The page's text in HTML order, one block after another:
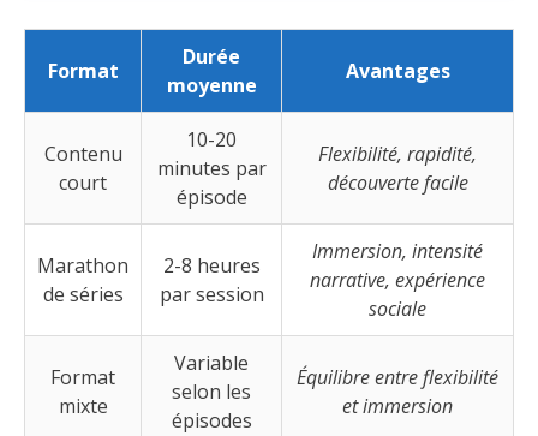
Format
Durée
moyenne
Avantages
Contenu
court
10-20
minutes par
épisode
Flexibilité, rapidité,
découverte facile
Marathon
de séries
2-8 heures
par session
Immersion, intensité
narrative, expérience
sociale
Format
mixte
Variable
selon les
épisodes
Équilibre entre flexibilité
et immersion